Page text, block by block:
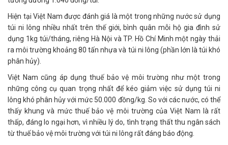
Hiện tại Việt Nam được đánh giá là một trong những nước sử dụng
túi ni lông nhiều nhất trên thế giới, bình quân mỗi hộ gia đình sử
dụng 1kg túi/tháng, riêng Hà Nội và TP. Hồ Chí Minh một ngày thải
ra môi trường khoảng 80 tấn nhựa và túi ni lông (phần lớn là túi khó
phân hủy).
Việt Nam cũng áp dụng thuế bảo vệ môi trường như một trong
những công cụ quan trọng nhất để kéo giảm việc sử dụng túi ni
lông khó phân hủy với mức 50.000 đồng/kg. So với các nước, có thể
thấy khung và mức thuế bảo vệ môi trường của Việt Nam là rất
thấp, đáng lo ngại hơn, vì nhiều lý do, tình trạng thất thu ngân sách
từ thuế bảo vệ môi trường với túi ni lông rất đáng báo động.